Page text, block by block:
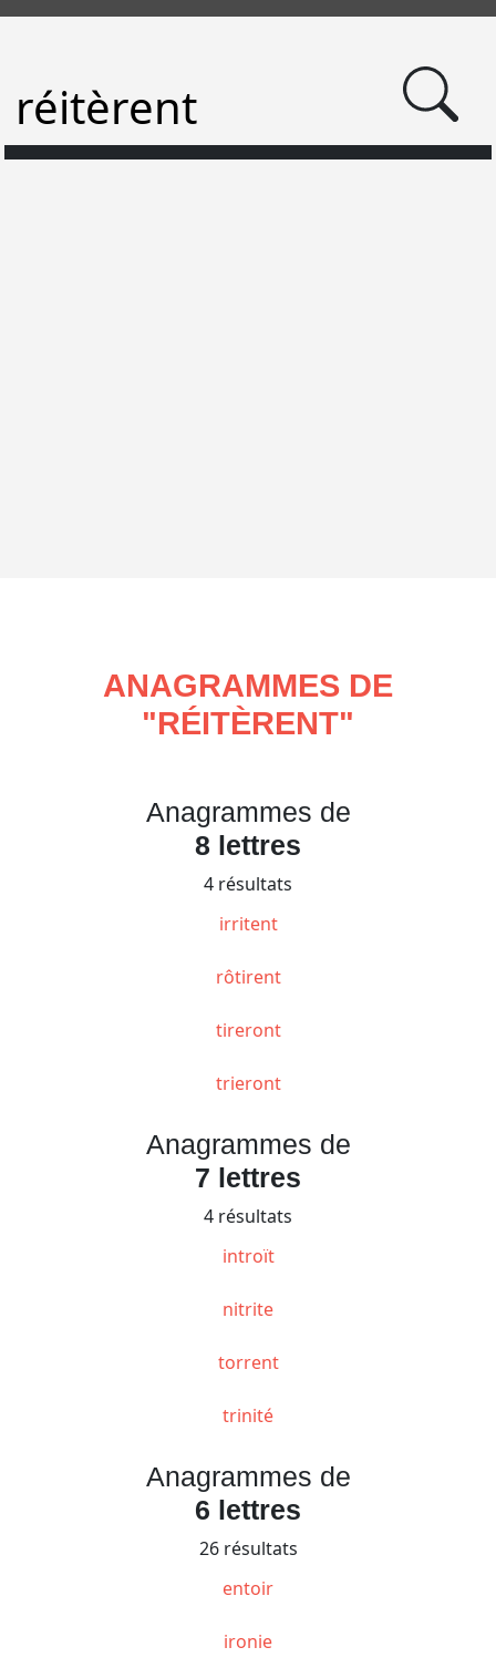
ANAGRAMMES DE
"RÉITÈRENT"
Anagrammes de
8 lettres
4 résultats
irritent
rôtirent
tireront
trieront
Anagrammes de
7 lettres
4 résultats
introït
nitrite
torrent
trinité
Anagrammes de
6 lettres
26 résultats
entoir
ironie